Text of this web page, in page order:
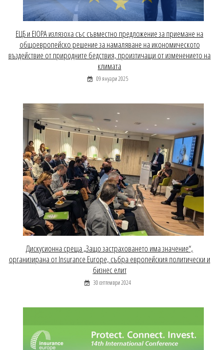
EЦБ и EIOPA излязоха със съвместно предложение за приемане на
общоевропейско решение за намаляване на икономическото
въздействие от природните бедствия, произтичащи от изменението на
климата
09 януари 2025
Дискусионна среща „Защо застраховането има значение“,
организирана от Insurance Europe, събра европейския политически и
бизнес елит
30 септември 2024